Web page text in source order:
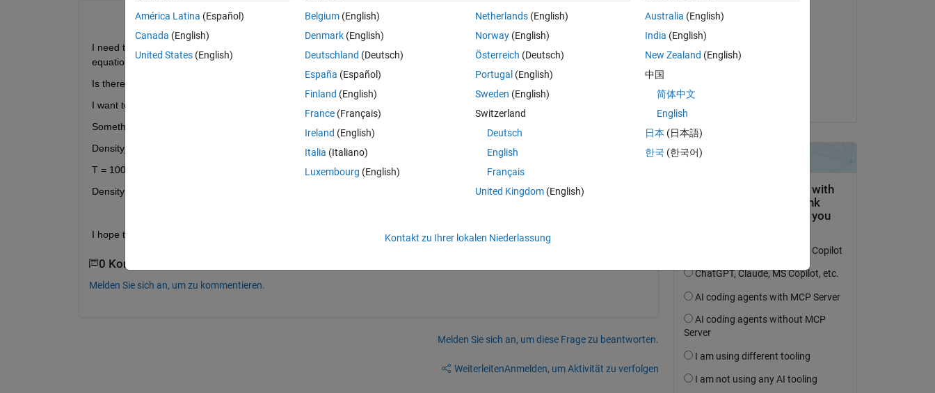
0 Stimmen
I need to update certain material properties as a system cools. The properties are dependant on temperature, and I have
equations that relate the values of the properties to temperature.
Is there a way to store an equation of a single variable, then use that equation to determine the value for a new variable?
I want to be able to define the equation at the start of the code and use that equation to determine the new property.
Something along the lines of:
Density_equation = x^2 + 2x + 10
T = 1000
Density = Density_equation(T)
I hope this makes sense, I am having trouble articulating my question.
0 Kommentare
Melden Sie sich an, um zu kommentieren.
Melden Sie sich an, um diese Frage zu beantworten.
WeiterleitenAnmelden, um Aktivität zu verfolgen
Matthew Carragher
am 12 Sep. 2021
am 13 Sep. 2021
América Latina (Español)
Canada (English)
United States (English)
Belgium (English)
Denmark (English)
Deutschland (Deutsch)
España (Español)
Finland (English)
France (Français)
Ireland (English)
Italia (Italiano)
Luxembourg (English)
Netherlands(English)
Norway(English)
Österreich (Deutsch)
Portugal (English)
Sweden (English)
Switzerland
Deutsch
English
Français
United Kingdom(English)
Australia (English)
India (English)
New Zealand (English)
中国
简体中文
English
日本 (日本語)
한국 (한국어)
Kontakt zu Ihrer lokalen Niederlassung